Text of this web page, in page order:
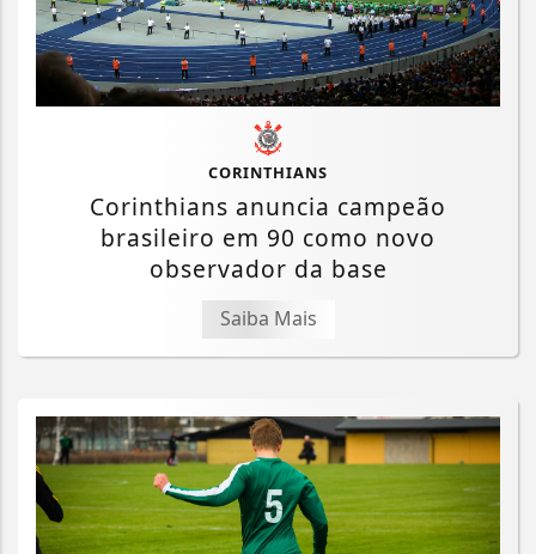
CORINTHIANS
Corinthians anuncia campeão
brasileiro em 90 como novo
observador da base
Saiba Mais